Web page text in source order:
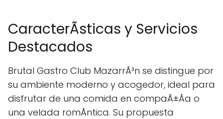
CaracterÃ­sticas y Servicios
Destacados
Brutal Gastro Club MazarrÃ³n se distingue por
su ambiente moderno y acogedor, ideal para
disfrutar de una comida en compaÃ±Ã­a o
una velada romÃntica. Su propuesta